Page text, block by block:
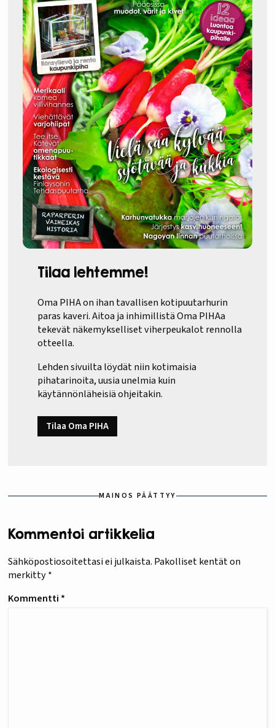
Tilaa lehtemme!
Oma PIHA on ihan tavallisen kotipuutarhurin
paras kaveri. Aitoa ja inhimillistä Oma PIHAa
tekevät näkemykselliset viherpeukalot rennolla
otteella.
Lehden sivuilta löydät niin kotimaisia
pihatarinoita, uusia unelmia kuin
käytännönläheisiä ohjeitakin.
Tilaa Oma PIHA
MAINOS PÄÄTTYY
Kommentoi artikkelia
Sähköpostiosoitettasi ei julkaista. Pakolliset kentät on
merkitty*
Kommentti *